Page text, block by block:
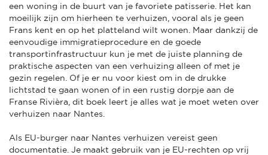
een woning in de buurt van je favoriete patisserie. Het kan
moeilijk zijn om hierheen te verhuizen, vooral als je geen
Frans kent en op het platteland wilt wonen. Maar dankzij de
eenvoudige immigratieprocedure en de goede
transportinfrastructuur kun je met de juiste planning de
praktische aspecten van een verhuizing alleen of met je
gezin regelen. Of je er nu voor kiest om in de drukke
lichtstad te gaan wonen of in een rustig dorpje aan de
Franse Rivièra, dit boek leert je alles wat je moet weten over
verhuizen naar Nantes.
Als EU-burger naar Nantes verhuizen vereist geen
documentatie. Je maakt gebruik van je EU-rechten op vrij